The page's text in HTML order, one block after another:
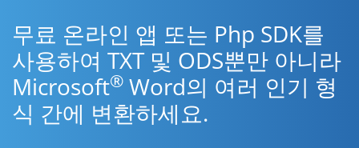
무료 온라인 앱 또는 Php SDK를
사용하여 TXT 및 ODS뿐만 아니라
Microsoft® Word의 여러 인기 형
식 간에 변환하세요.